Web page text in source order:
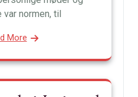
var normen, til
More